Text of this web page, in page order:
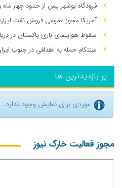
فرودگاه بوشهر پس از حدود چهار
آمریکا مجوز عمومی فروش نفت ایران
سقوط هواپیمای باری پاکستان در
سنتکام حمله به اهدافی در جنوب
پر بازدیدترین ها
موردی برای نمایش وجود ندارد.
مجوز فعالیت خارگ نیوز